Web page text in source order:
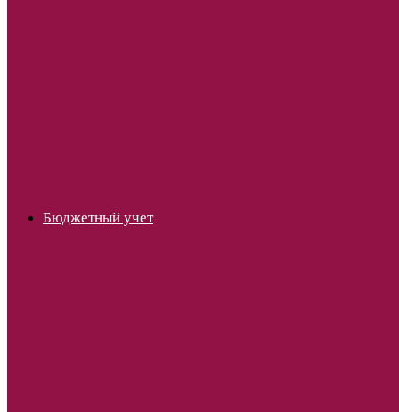
Бюджетный учет